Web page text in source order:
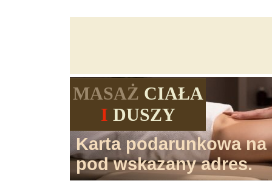
MASAŻ CIAŁA
I DUSZY
Karta podarunkowa
pod wskazany adres.